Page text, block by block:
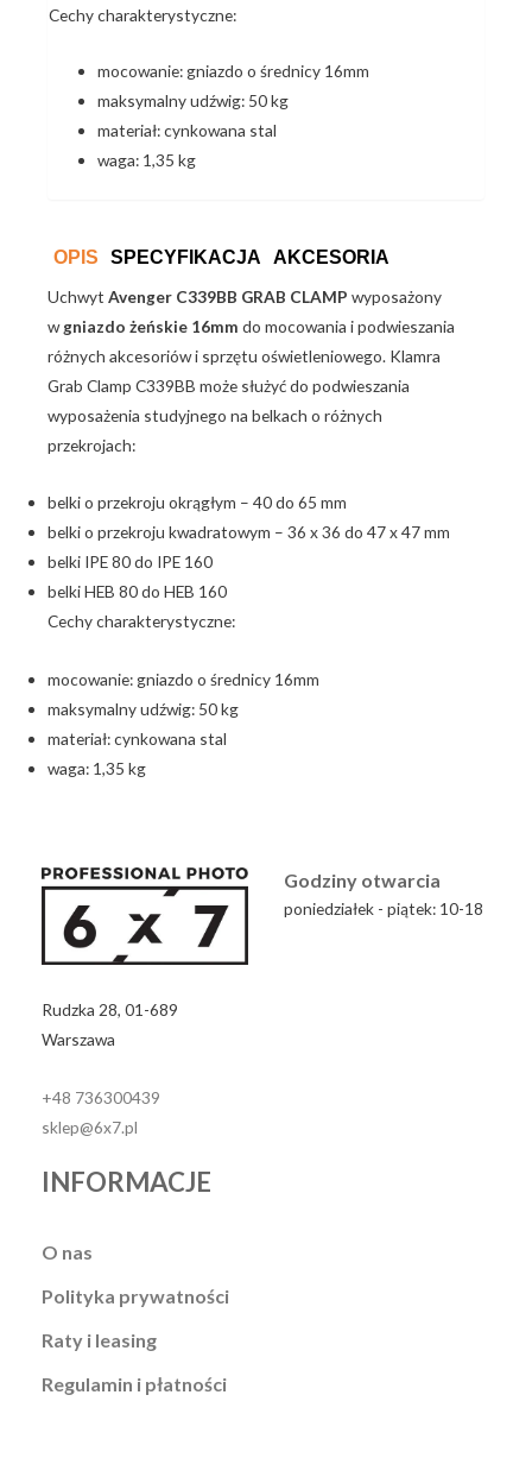
Cechy charakterystyczne:
mocowanie: gniazdo o średnicy 16mm
maksymalny udźwig: 50 kg
materiał: cynkowana stal
waga: 1,35 kg
OPIS SPECYFIKACJA
AKCESORIA
Uchwyt Avenger C339BB GRAB CLAMP wyposażony
wgniazdo żeńskie 16mm do mocowania i podwieszania
różnych akcesoriów i sprzętu oświetleniowego. Klamra
Grab Clamp C339BB może służyć do podwieszania
wyposażenia studyjnego na belkach o różnych
przekrojach:
belki o przekroju okrągłym – 40 do 65 mm
belki o przekroju kwadratowym – 36 x 36 do 47 x 47 mm
belki IPE 80 do IPE 160
belki HEB 80 do HEB 160
Cechy charakterystyczne:
mocowanie: gniazdo o średnicy 16mm
maksymalny udźwig: 50 kg
materiał: cynkowana stal
waga: 1,35 kg
Rudzka 28, 01-689
Warszawa
+48 736300439
sklep@6x7.pl
Godziny otwarcia
poniedziałek - piątek: 10-18
INFORMACJE
O nas
Polityka prywatności
Raty i leasing
Regulamin i płatności